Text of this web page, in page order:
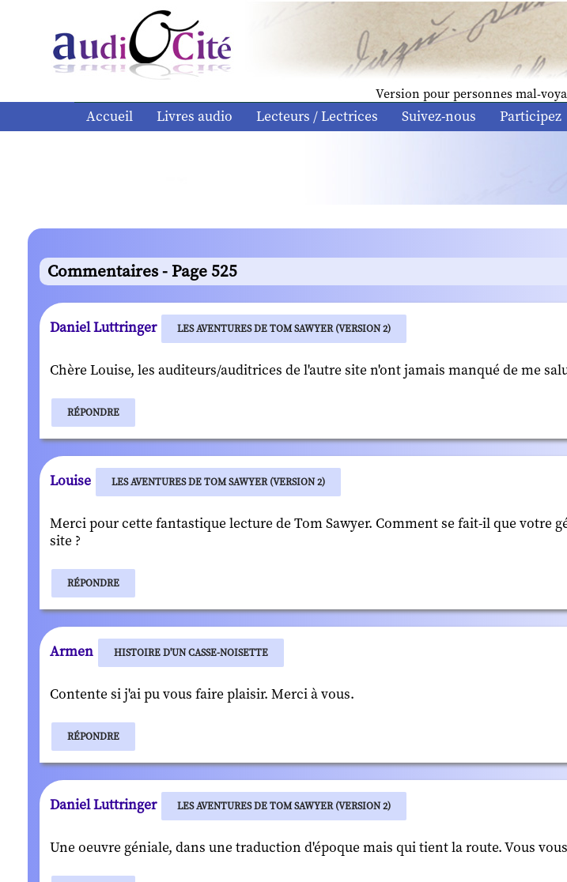
Version pour personnes mal-
Accueil Livres audio Lecteurs / Lectrices Suivez-nous Participez
Commentaires - Page 525
Daniel Luttringer LES AVENTURES DE TOM SAWYER (VERSION 2)
Chère Louise, les auditeurs/auditrices de l'autre site n'ont jamais manqué de me
RÉPONDRE
Louise LES AVENTURES DE TOM SAWYER (VERSION 2)
Merci pour cette fantastique lecture de Tom Sawyer. Comment se fait-il que votre
site ?
RÉPONDRE
Armen HISTOIRE D'UN CASSE-NOISETTE
Contente si j'ai pu vous faire plaisir. Merci à vous.
RÉPONDRE
Daniel Luttringer LES AVENTURES DE TOM SAWYER (VERSION 2)
Une oeuvre géniale, dans une traduction d'époque mais qui tient la route. Vous